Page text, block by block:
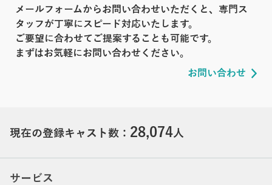
メールフォームからお問い合わせいただくと、専門ス
タッフが丁寧にスピード対応いたします。
ご要望に合わせてご提案することも可能です。
まずはお気軽にお問い合わせください。
お問い合わせ
現在の登録キャスト数： 28,074人
サービス